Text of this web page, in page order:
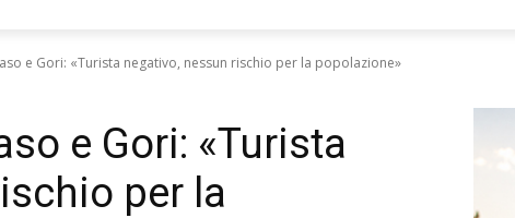
e Gori: «Turista negativo, nessun rischio per la popolazione»
e Gori: «Turista
per la